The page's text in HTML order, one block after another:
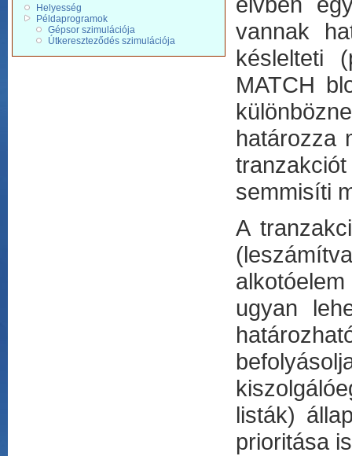
Helyesség
Példaprogramok
Gépsor szimulációja
Útkereszteződés szimulációja
vannak
késlelteti
MATCH
határozza
semmisíti
A
ugyan
listák)
prioritása